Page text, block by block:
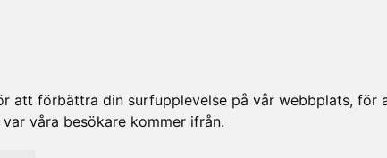
att förbättra din surfupplevelse på vår webbplats, för
våra besökare kommer ifrån.